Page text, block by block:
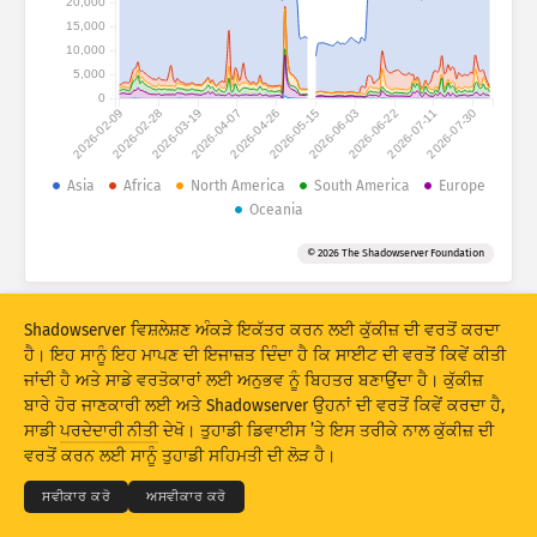
ਹਮਲੇ ਦੇ ਅੰਕੜੇ: ਡੀਵਾਈਸਾਂ
ਡੇਟਾ ਸੈੱਟ
ਸੀਮਾ
ਅੱਪਡੇਟ ਕਰੋ ਰੀਸੈੱਟ ਕਰੋ
PNG ਵਜੋਂ ਡਾਊਨਲੋਡ ਕਰੋ
2026-02-092026-02-282026-03-192026-04-072026-04-262026-05-152026-06-032026-06-222026-07-112026-07-30
0
5,000
10,000
15,000
Asia Africa North America South America
Europe
Oceania
© 2026 The Shadowserver Foundation
© 2026 THE SHADOWSERVER FOUNDATION
ਪਰਦੇਦਾਰੀ ਅਤੇ ਸ਼ਰਤਾਂ
ਸਾਡੇ ਨਾਲ ਸੰਪਰਕ ਕਰੋ ਕ੍ਰੈਡਿਟ
Shadowserver ਵਿਸ਼ਲੇਸ਼ਣ ਅੰਕੜੇ ਇਕੱਤਰ ਕਰਨ ਲਈ ਕੁੱਕੀਜ਼ ਦੀ ਵਰਤੋਂ ਕਰਦਾ
ਹੈ। ਇਹ ਸਾਨੂੰ ਇਹ ਮਾਪਣ ਦੀ ਇਜਾਜ਼ਤ ਦਿੰਦਾ ਹੈ ਕਿ ਸਾਈਟ ਦੀ ਵਰਤੋਂ ਕਿਵੇਂ ਕੀਤੀ
ਜਾਂਦੀ ਹੈ ਅਤੇ ਸਾਡੇ ਵਰਤੋਕਾਰਾਂ ਲਈ ਅਨੁਭਵ ਨੂੰ ਬਿਹਤਰ ਬਣਾਉਂਦਾ ਹੈ। ਕੁੱਕੀਜ਼
ਬਾਰੇ ਹੋਰ ਜਾਣਕਾਰੀ ਲਈ ਅਤੇ Shadowserver ਉਹਨਾਂ ਦੀ ਵਰਤੋਂ ਕਿਵੇਂ ਕਰਦਾ ਹੈ,
ਸਾਡੀਪਰਦੇਦਾਰੀ ਨੀਤੀਦੇਖੋ। ਤੁਹਾਡੀ ਡਿਵਾਈਸ ’ਤੇ ਇਸ ਤਰੀਕੇ ਨਾਲ ਕੁੱਕੀਜ਼ ਦੀ
ਵਰਤੋਂ ਕਰਨ ਲਈ ਸਾਨੂੰ ਤੁਹਾਡੀ ਸਹਿਮਤੀ ਦੀ ਲੋੜ ਹੈ।
ਸਵੀਕਾਰ ਕਰੋ ਅਸਵੀਕਾਰ ਕਰੋ